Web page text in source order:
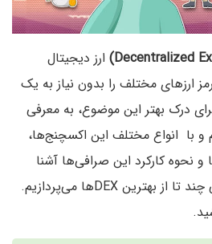
ارز دیجیتال
ارزهای مختلف را بدون نیاز به یک
درک بهتر این موضوع، به معرفی
و با انواع مختلف این اکسچنج‌ها،
کارکرد این صرافی‌ها آشنا
می‌شویم. در انتها به معرفی چند تا از بهترین DEXها می‌پردازیم.